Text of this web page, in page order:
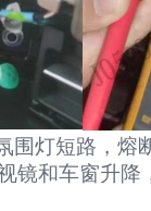
围灯短路，熔
镜和车窗升降